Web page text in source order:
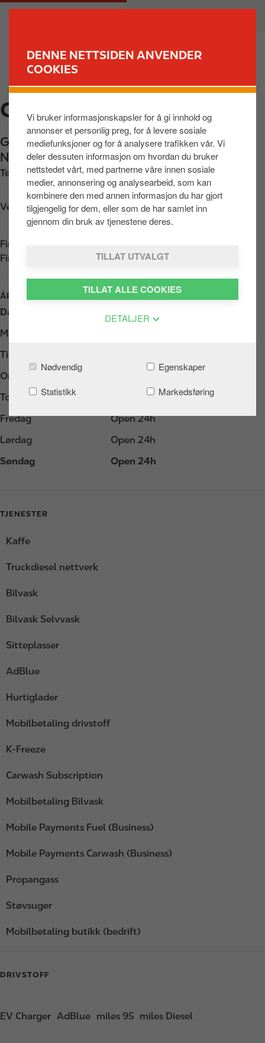
DENNE NETTSIDEN ANVENDER
COOKIES
Vi bruker informasjonskapsler for å gi innhold og
annonser et personlig preg, for å levere sosiale
mediefunksjoner og for å analysere trafikken vår. Vi
deler dessuten informasjon om hvordan du bruker
nettstedet vårt, med partnerne våre innen sosiale
medier, annonsering og analysearbeid, som kan
kombinere den med annen informasjon du har gjort
tilgjengelig for dem, eller som de har samlet inn
gjennom din bruk av tjenestene deres.
TILLAT UTVALGT
TILLAT ALLE COOKIES
DETALJER
Nødvendig
Egenskaper
Statistikk
Markedsføring
h
o
v
e
d
n
l
d
M
v
CIRCLE K E6 DOMBÅS
Gudbrandsdalsvegen 2604,Dombås ,2660
NO
Telefon: +4761242490
Veibeskrivelse
Finn oss i
Finn oss i
Google Play
ÅPNINGSTIDER
Dag
Mandag
Tirsdag
Onsdag
Torsdag
Open 24h
Fredag
Open 24h
Lørdag
Open 24h
Søndag
Open 24h
TJENESTER
Kaffe
Truckdiesel nettverk
Bilvask
Bilvask Selvvask
Sitteplasser
AdBlue
Hurtiglader
Mobilbetaling drivstoff
K-Freeze
Carwash Subscription
Mobilbetaling Bilvask
Mobile Payments Fuel (Business)
Mobile Payments Carwash (Business)
Propangass
Støvsuger
Mobilbetaling butikk (bedrift)
DRIVSTOFF
EV Charger AdBlue miles 95 miles Diesel